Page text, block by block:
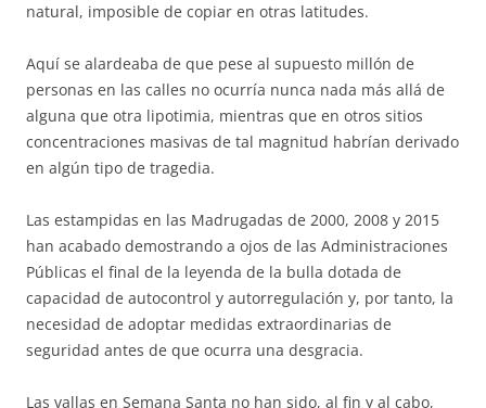
natural, imposible de copiar en otras latitudes.
Aquí se alardeaba de que pese al supuesto millón de
personas en las calles no ocurría nunca nada más allá de
alguna que otra lipotimia, mientras que en otros sitios
concentraciones masivas de tal magnitud habrían derivado
en algún tipo de tragedia.
Las estampidas en las Madrugadas de 2000, 2008 y 2015
han acabado demostrando a ojos de las Administraciones
Públicas el final de la leyenda de la bulla dotada de
capacidad de autocontrol y autorregulación y, por tanto, la
necesidad de adoptar medidas extraordinarias de
seguridad antes de que ocurra una desgracia.
Las vallas en Semana Santa no han sido, al fin y al cabo,